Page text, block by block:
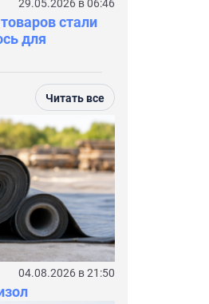
29.05.2026 в 06:46
стали
для
Читать все
04.08.2026 в 21:50